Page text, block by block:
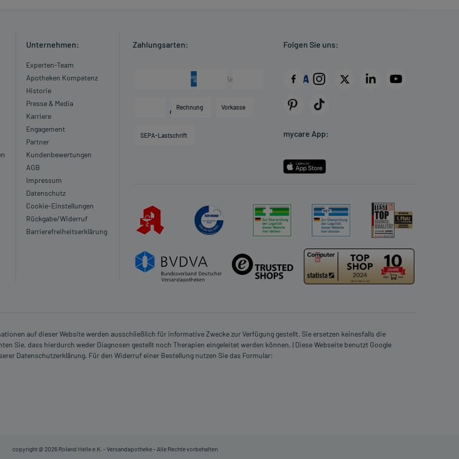
der Packungsbeilage abweichen. Da der Arzt sie
darf nicht angewendet werden.
Gruppe in der Regel nicht angewendet werden. Es
besser geeignet sind.
liegen keine Dosierungsangaben vor.
werden kann.
Erkenntnissen abgeraten. Eventuell ist ein Abstillen in
Unternehmen:
Experten-Team
Apotheken Kompetenz
Historie
Presse & Media
Karriere
Engagement
Partner
Kundenbewertungen
AGB
Impressum
Datenschutz
Cookie-Einstellungen
Rückgabe/Widerruf
Barrierefreiheitserklärung
Zahlungsarten:
Rechnung Vorkasse
SEPA-Lastschrift
Folgen Sie uns:
mycare App:
auf dieser Website werden ausschließlich für informative Zwecke zur Verfügung gestellt. Sie ersetzen keinesfalls die
Sie, dass hierdurch weder Diagnosen gestellt noch Therapien eingeleitet werden können. | Diese Webseite benutzt Google
Datenschutzerklärung. Für den Widerruf einer Bestellung nutzen Sie das Formular:
copyright @ 2026 Roland Helle e.K. - Versandapotheke - Alle Rechte vorbehalten